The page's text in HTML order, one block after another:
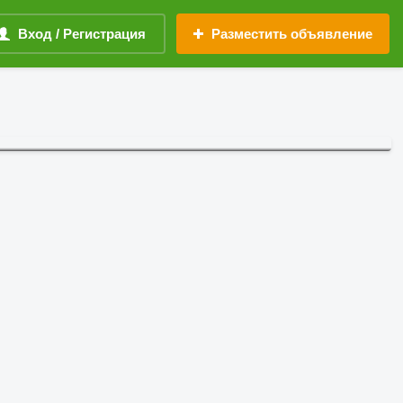
Вход / Регистрация Разместить объявление